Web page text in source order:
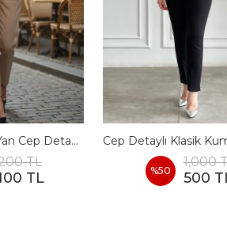
Agraf Kapamalı Yan Cep Detaylı Kumaş Pantolon
TL
TL %50
1,000
500